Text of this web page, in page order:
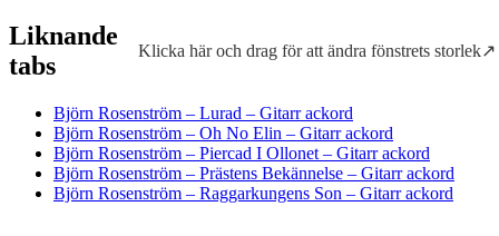
Klicka här och drag för att ändra fönstrets storlek↗
Tabs och ackord för både bas och gitarr
Liknande
tabs
Björn Rosenström – Lurad – Gitarr ackord
Björn Rosenström – Oh No Elin – Gitarr ackord
Björn Rosenström – Piercad I Ollonet – Gitarr ackord
Björn Rosenström – Prästens Bekännelse – Gitarr ackord
Björn Rosenström – Raggarkungens Son – Gitarr ackord